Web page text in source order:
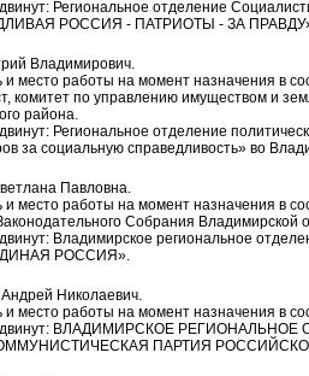
Региональное отделение
РОССИЯ - ПАТРИОТЫ - ЗА ПРАВДУ»
Владимирович.
и место работы на момент назначения в
комитет по управлению имуществом и
района.
Региональное отделение
за социальную справедливость» во
Павловна.
и место работы на момент назначения в
Собрания Владимирской
Владимирское региональное
РОССИЯ».
Андрей Николаевич.
и место работы на момент назначения в
ВЛАДИМИРСКОЕ РЕГИОНАЛЬНОЕ
ПАРТИЯ